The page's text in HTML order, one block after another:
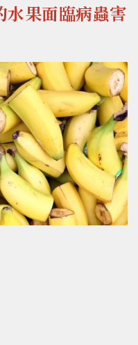
水果面臨病蟲害